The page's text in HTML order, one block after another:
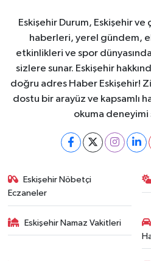
Eskişehir Durum, Eskişehir
haberleri, yerel gündem,
etkinlikleri ve spor
sizlere sunar. Eskişehir
doğru adres Haber Eskişehir!
dostu bir arayüz ve kapsamlı
okuma deneyimi
Eskişehir Nöbetçi
Eczaneler
Eskişehir Namaz Vakitleri